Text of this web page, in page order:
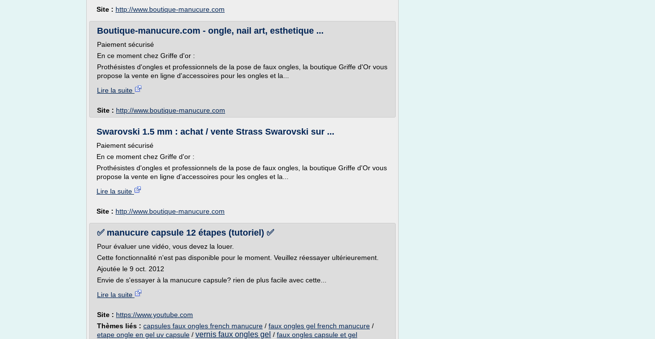
Site : http://www.boutique-manucure.com
Boutique-manucure.com - ongle, nail art, esthetique ...
Paiement sécurisé
En ce moment chez Griffe d'or :
Prothésistes d'ongles et professionnels de la pose de faux ongles, la boutique Griffe d'Or vous
propose la vente en ligne d'accessoires pour les ongles et la...
Lire la suite
Site : http://www.boutique-manucure.com
Swarovski 1.5 mm : achat / vente Strass Swarovski sur ...
Paiement sécurisé
En ce moment chez Griffe d'or :
Prothésistes d'ongles et professionnels de la pose de faux ongles, la boutique Griffe d'Or vous
propose la vente en ligne d'accessoires pour les ongles et la...
Lire la suite
Site : http://www.boutique-manucure.com
✅ manucure capsule 12 étapes (tutoriel) ✅
Pour évaluer une vidéo, vous devez la louer.
Cette fonctionnalité n'est pas disponible pour le moment. Veuillez réessayer ultérieurement.
Ajoutée le 9 oct. 2012
Envie de s'essayer à la manucure capsule? rien de plus facile avec cette...
Lire la suite
Site : https://www.youtube.com
Thèmes liés : capsules faux ongles french manucure / faux ongles gel french manucure /
etape ongle en gel uv capsule / vernis faux ongles gel / faux ongles capsule et gel